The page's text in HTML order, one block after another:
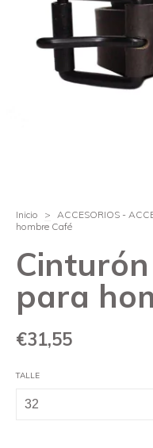
Inicio > ACCESORIOS -
hombre Café
para
€31,55
TALLE